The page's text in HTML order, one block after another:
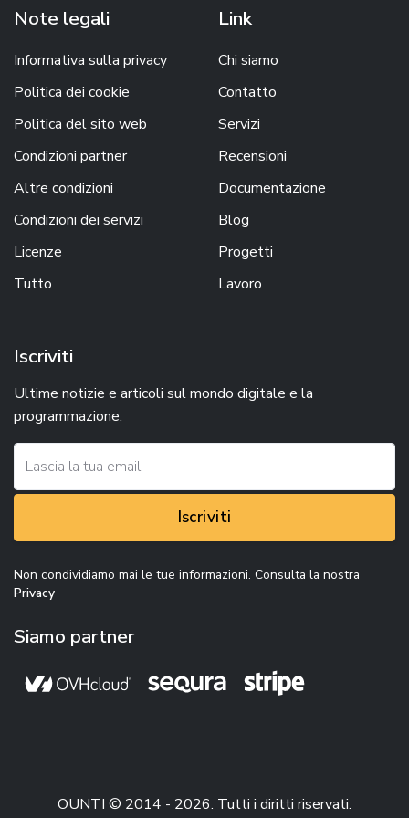
Note legali
Informativa sulla privacy
Politica dei cookie
Politica del sito web
Condizioni partner
Altre condizioni
Condizioni dei servizi
Licenze
Tutto
Link
Chi siamo
Contatto
Servizi
Recensioni
Documentazione
Blog
Progetti
Lavoro
Iscriviti
Ultime notizie e articoli sul mondo digitale e la
programmazione.
Iscriviti
Non condividiamo mai le tue informazioni. Consulta la nostra
Privacy
Siamo partner
OUNTI © 2014 - 2026. Tutti i diritti riservati.